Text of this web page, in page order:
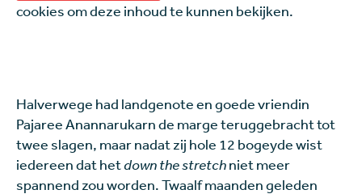
cookies om deze inhoud te kunnen bekijken.
Halverwege had landgenote en goede vriendin
Pajaree Anannarukarn de marge teruggebracht tot
twee slagen, maar nadat zij hole 12 bogeyde wist
iedereen dat hetdown the stretchniet meer
spannend zou worden. Twaalf maanden geleden